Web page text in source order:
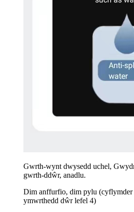
Gwrth-wynt dwysedd uchel,
gwrth-ddŵr, anadlu.
Dim anffurfio, dim pylu
ymwrthedd dŵr lefel 4)